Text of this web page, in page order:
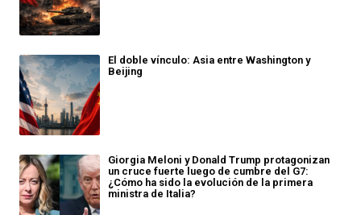
El doble vínculo: Asia entre Washington y
Beijing
Giorgia Meloni y Donald Trump protagonizan
un cruce fuerte luego de cumbre del G7:
¿Cómo ha sido la evolución de la primera
ministra de Italia?